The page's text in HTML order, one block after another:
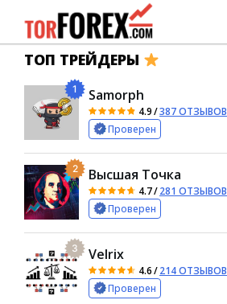
ТОП ТРЕЙДЕРЫ
1 Samorph
4.9/387 ОТЗЫВОВ
Проверен
2 Высшая Точка
4.7/281 ОТЗЫВОВ
Проверен
3 Velrix
4.6/214 ОТЗЫВОВ
Проверен